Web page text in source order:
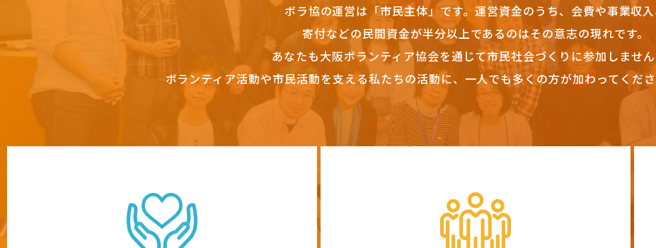
ボラ協の運営は「市民主体」です。 運営資金のうち、会費や事業収入
寄付などの民間資金が半分以上であるのはその意志の現れです。
あなたも大阪ボランティア協会を通じて市民社会づくりに参加しません
ボランティア活動や市民活動を支える私たちの活動に、一人でも多くの方が加わってくださ